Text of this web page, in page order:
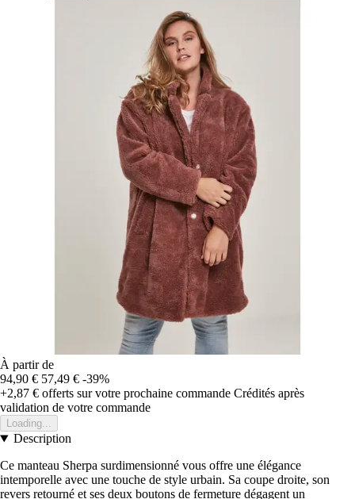
À partir de
94,90 € 57,49 € -39%
+2,87 € offerts sur votre prochaine commande Crédités après
validation de votre commande
Loading...
Description
Ce manteau Sherpa surdimensionné vous offre une élégance
intemporelle avec une touche de style urbain. Sa coupe droite, son
revers retourné et ses deux boutons de fermeture dégagent un